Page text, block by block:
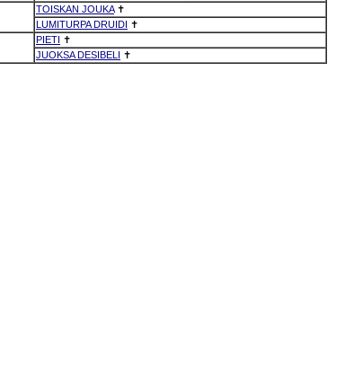
TOISKAN JOUKA✝
LUMITURPA DRUIDI ✝
PIETI ✝
JUOKSA DESIBELI ✝